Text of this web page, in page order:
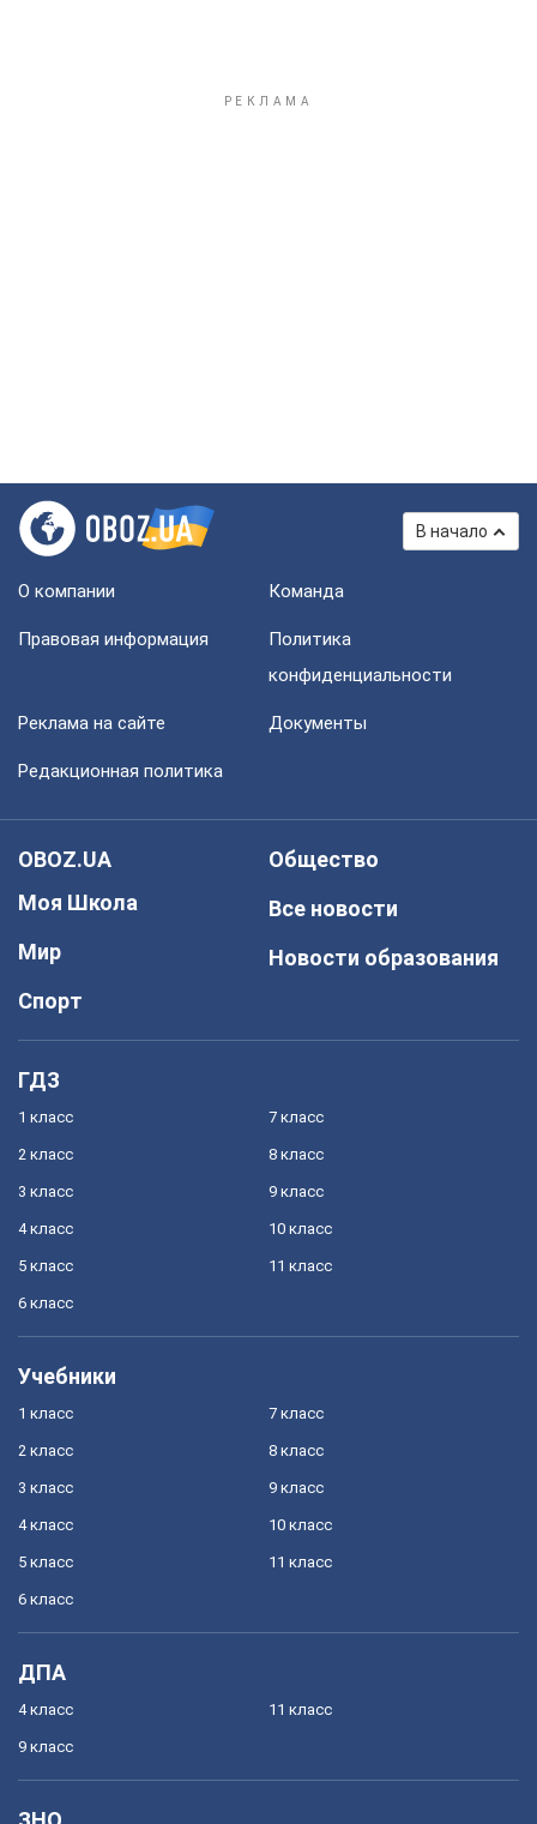
В начало
О компании Команда
Правовая информация
Политика
конфиденциальности
Реклама на сайте Документы
Редакционная политика
OBOZ.UA
Моя Школа
Мир
Спорт
Общество
Все новости
Новости образования
ГДЗ
1 класс
2 класс
3 класс
4 класс
5 класс
6 класс
7 класс
8 класс
9 класс
10 класс
11 класс
Учебники
1 класс
2 класс
3 класс
4 класс
5 класс
6 класс
7 класс
8 класс
9 класс
10 класс
11 класс
ДПА
4 класс
9 класс
11 класс